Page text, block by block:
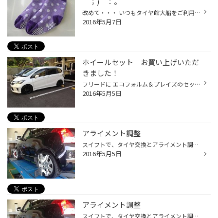
改めて・・・ いつもタイヤ館大船をご利用いただきましてありがとうございます☆⌒（*＾▽゜） お子様もご一緒にご来店いただきありがとうございますっ！！ 先日キッズコーナーで、かわいい“靴下”さらに前に、同じくキッズコーナーで これまたかわいい“ピンクの上着”を見つけました！！ お忘れものです...
2016年5月7日
ホイールセット お買い上げいただ
きました！
フリードに エコフォルム＆プレイズのセット お買い上げいただきました！ ブラックカラーで渋く決まってます！！
2016年5月5日
アライメント調整
スイフトで、タイヤ交換とアライメント調整 ☆*:.｡. o(≧▽≦)o .｡.:*☆
2016年5月5日
アライメント調整
スイフトで、タイヤ交換とアライメント調整☆*:.｡. o(≧▽≦)o .｡.:*☆